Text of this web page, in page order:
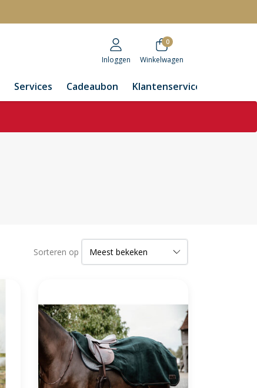
Inloggen
0
Winkelwagen
Services Cadeaubon Klantenservice
Sorteren op